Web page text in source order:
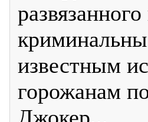
известным
горожанам